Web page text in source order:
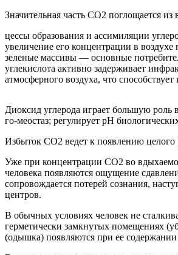
Значительная часть CO2 поглощается
цессы образования и ассимиляции
увеличение его концентрации в
зеленые массивы — основные
углекислота активно задерживает
атмосферного воздуха, что
Диоксид углерода играет большую роль
го-меостаз; регулирует рН
Избыток CO2 ведет к появлению
Уже при концентрации CO2 во
человека появляются ощущение
сопровождается потерей сознания,
центров.
В обычных условиях человек не
герметически замкнутых помещениях
(одышка) появляются при ее